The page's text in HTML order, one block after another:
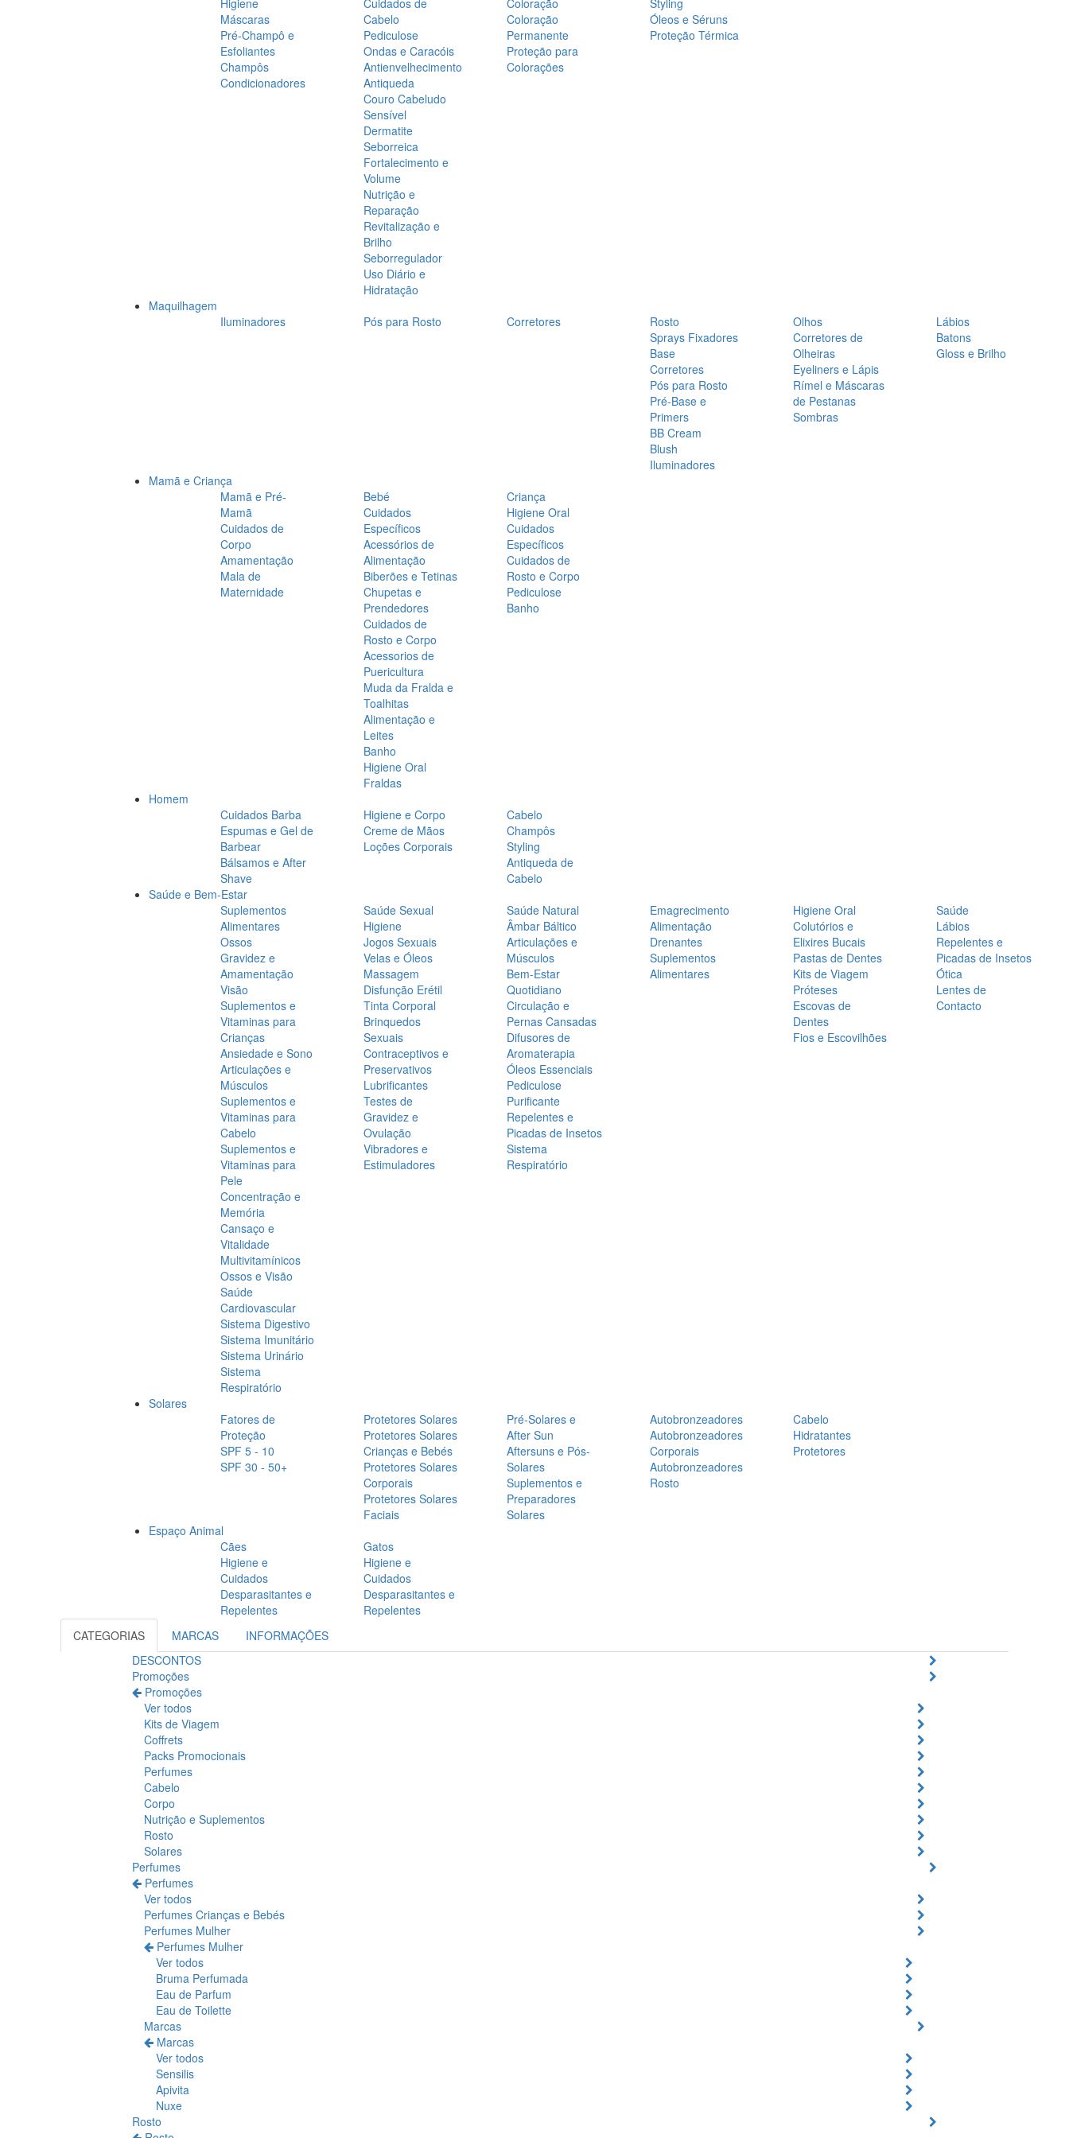
Higiene
Máscaras
Pré-Champô e
Esfoliantes
Champôs
Condicionadores
Cuidados de
Cabelo
Pediculose
Ondas e Caracóis
Antienvelhecimento
Antiqueda
Couro Cabeludo
Sensível
Dermatite
Seborreica
Fortalecimento e
Volume
Nutrição e
Reparação
Revitalização e
Brilho
Seborregulador
Uso Diário e
Hidratação
Coloração
Coloração
Permanente
Proteção para
Colorações
Styling
Óleos e Séruns
Proteção Térmica
Maquilhagem
Iluminadores
Pós para Rosto Corretores
Rosto
Sprays Fixadores
Base
Corretores
Pós para Rosto
Pré-Base e
Primers
BB Cream
Blush
Iluminadores
Olhos
Corretores de
Olheiras
Eyeliners e Lápis
Rímel e Máscaras
de Pestanas
Sombras
Lábios
Batons
Gloss e Brilho
Mamã e Criança
Mamã e Pré-
Mamã
Cuidados de
Corpo
Amamentação
Mala de
Maternidade
Bebé
Cuidados
Específicos
Acessórios de
Alimentação
Biberões e Tetinas
Chupetas e
Prendedores
Cuidados de
Rosto e Corpo
Acessorios de
Puericultura
Muda da Fralda e
Toalhitas
Alimentação e
Leites
Banho
Higiene Oral
Fraldas
Criança
Higiene Oral
Cuidados
Específicos
Cuidados de
Rosto e Corpo
Pediculose
Banho
Homem
Cuidados Barba
Espumas e Gel de
Barbear
Bálsamos e After
Shave
Higiene e Corpo
Creme de Mãos
Loções Corporais
Cabelo
Champôs
Styling
Antiqueda de
Cabelo
Saúde e Bem-Estar
Suplementos
Alimentares
Ossos
Gravidez e
Amamentação
Visão
Suplementos e
Vitaminas para
Crianças
Ansiedade e Sono
Articulações e
Músculos
Suplementos e
Vitaminas para
Cabelo
Suplementos e
Vitaminas para
Pele
Concentração e
Memória
Cansaço e
Vitalidade
Multivitamínicos
Ossos e Visão
Saúde
Cardiovascular
Sistema Digestivo
Sistema Imunitário
Sistema Urinário
Sistema
Respiratório
Saúde Sexual
Higiene
Jogos Sexuais
Velas e Óleos
Massagem
Disfunção Erétil
Tinta Corporal
Brinquedos
Sexuais
Contraceptivos e
Preservativos
Lubrificantes
Testes de
Gravidez e
Ovulação
Vibradores e
Estimuladores
Saúde Natural
Âmbar Báltico
Articulações e
Músculos
Bem-Estar
Quotidiano
Circulação e
Pernas Cansadas
Difusores de
Aromaterapia
Óleos Essenciais
Pediculose
Purificante
Repelentes e
Picadas de Insetos
Sistema
Respiratório
Emagrecimento
Alimentação
Drenantes
Suplementos
Alimentares
Higiene Oral
Colutórios e
Elixires Bucais
Pastas de Dentes
Kits de Viagem
Próteses
Escovas de
Dentes
Fios e Escovilhões
Saúde
Lábios
Repelentes e
Picadas de Insetos
Ótica
Lentes de
Contacto
Solares
Fatores de
Proteção
SPF 5 - 10
SPF 30 - 50+
Protetores Solares
Protetores Solares
Crianças e Bebés
Protetores Solares
Corporais
Protetores Solares
Faciais
Pré-Solares e
After Sun
Aftersuns e Pós-
Solares
Suplementos e
Preparadores
Solares
Autobronzeadores
Autobronzeadores
Corporais
Autobronzeadores
Rosto
Cabelo
Hidratantes
Protetores
Espaço Animal
Cães
Higiene e
Cuidados
Desparasitantes e
Repelentes
Gatos
Higiene e
Cuidados
Desparasitantes e
Repelentes
CATEGORIAS
MARCAS
INFORMAÇÕES
DESCONTOS
Promoções
Promoções
Ver todos
Kits de Viagem
Coffrets
Packs Promocionais
Perfumes
Cabelo
Corpo
Nutrição e Suplementos
Rosto
Solares
Perfumes
Perfumes
Ver todos
Perfumes Crianças e Bebés
Perfumes Mulher
Perfumes Mulher
Ver todos
Bruma Perfumada
Eau de Parfum
Eau de Toilette
Marcas
Marcas
Ver todos
Sensilis
Apivita
Nuxe
Rosto